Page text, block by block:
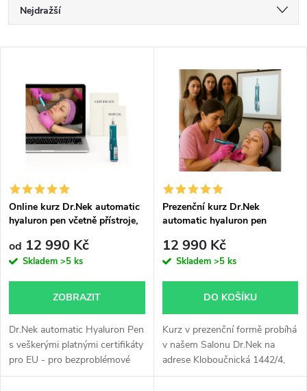
Ř
a
í
p
r
o
d
u
Nejdražší
Abecedně
s
p
r
d
u
Online kurz Dr.Nek automatic
hyaluron pen včetně přístroje,
od 12 990 Kč
Skladem >5 ks
ZOBRAZIT
Dr.Nek automatic Hyaluron Pen
s veškerými platnými certifikáty
pro EU - pro bezproblémové
schválení hygienou. Nejnovější
Prezenční kurz Dr.Nek
automatic hyaluron pen
12 990 Kč
Skladem >5 ks
DO KOŠÍKU
Kurz v prezenční formě probíhá
v našem Salonu Dr.Nek na
adrese Kloboučnická 1442/4,
Praha 4 nebo také v Bratislavě.